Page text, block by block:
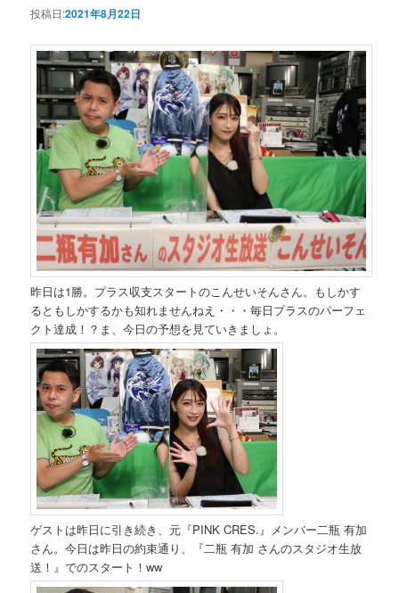
投稿日:2021年8月22日
昨日は1勝。プラス収支スタートのこんせいそんさん。もしかす
るともしかするかも知れませんねえ・・・毎日プラスのパーフェ
クト達成！？ま、今日の予想を見ていきましょ。
ゲストは昨日に引き続き、元『PINK CRES.』メンバー二瓶 有加
さん。今日は昨日の約束通り、『二瓶 有加 さんのスタジオ生放
送！』でのスタート！ww